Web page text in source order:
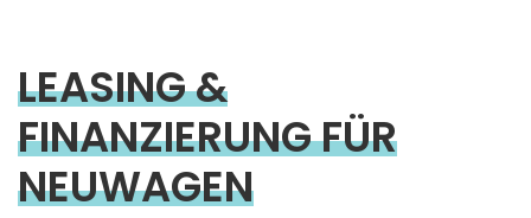
LEASING &
FINANZIERUNG FÜR
NEUWAGEN